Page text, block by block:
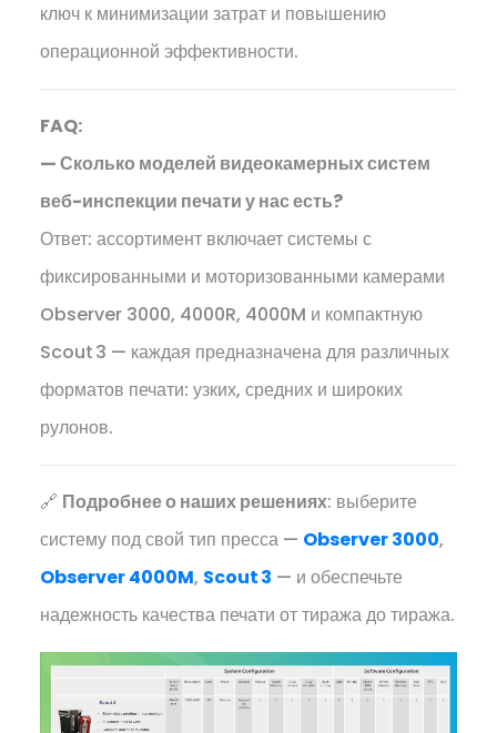
ключ к минимизации затрат и повышению
операционной эффективности.
FAQ:
— Сколько моделей видеокамерных систем
веб-инспекции печати у нас есть?
Ответ: ассортимент включает системы с
фиксированными и моторизованными камерами
Observer 3000, 4000R, 4000M и компактную
Scout 3 — каждая предназначена для различных
форматов печати: узких, средних и широких
рулонов.
🔗 Подробнее о наших решениях: выберите
систему под свой тип пресса — Observer 3000,
Observer 4000M, Scout 3 — и обеспечьте
надежность качества печати от тиража до тиража.